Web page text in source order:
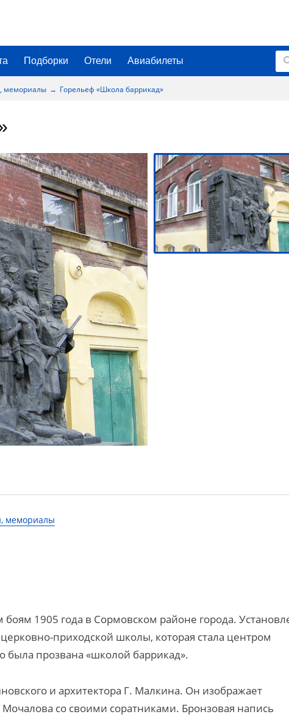
Подборки Отели Авиабилеты
мемориалы Горельеф «Школа баррикад»
мемориалы
1905 года в Сормовском районе города.
приходской школы, которая стала центром
была прозвана «школой баррикад».
и архитектора Г. Малкина. Он изображает
со своими соратниками. Бронзовая напись